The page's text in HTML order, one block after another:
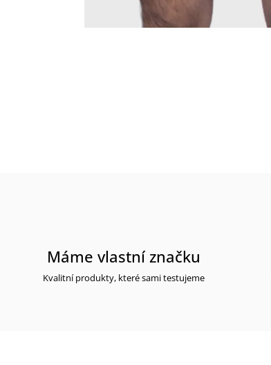
Máme vlastní značku
Kvalitní produkty, které sami testujeme